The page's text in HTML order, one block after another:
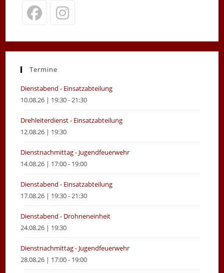
in
new
in
new
Termine
Dienstabend - Einsatzabteilung
10.08.26 | 19:30 - 21:30
Drehleiterdienst - Einsatzabteilung
12.08.26 | 19:30
Dienstnachmittag - Jugendfeuerwehr
14.08.26 | 17:00 - 19:00
Dienstabend - Einsatzabteilung
17.08.26 | 19:30 - 21:30
Dienstabend - Drohneneinheit
24.08.26 | 19:30
Dienstnachmittag - Jugendfeuerwehr
28.08.26 | 17:00 - 19:00